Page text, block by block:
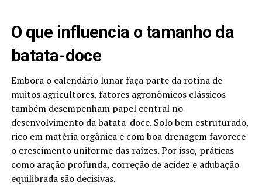
O que influencia o tamanho da
batata-doce
Embora o calendário lunar faça parte da rotina de
muitos agricultores, fatores agronômicos clássicos
também desempenham papel central no
desenvolvimento da batata-doce. Solo bem estruturado,
rico em matéria orgânica e com boa drenagem favorece
o crescimento uniforme das raízes. Por isso, práticas
como aração profunda, correção de acidez e adubação
equilibrada são decisivas.